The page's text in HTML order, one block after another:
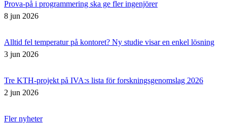
Prova-på i programmering ska ge fler ingenjörer
8 jun 2026
Alltid fel temperatur på kontoret? Ny studie visar en enkel lösning
3 jun 2026
Tre KTH-projekt på IVA:s lista för forskningsgenomslag 2026
2 jun 2026
Fler nyheter